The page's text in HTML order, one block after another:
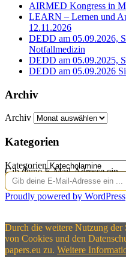
AIRMED Kongress in
LEARN – Lernen und
12.11.2026
DEDD am 05.09.2026,
Notfallmedizin
DEDD am 05.09.2025,
DEDD am 05.09.2026
Archiv
Archiv
Kategorien
Kategorien
Gib deine E-Mail-Adresse ein
Proudly powered by WordPress
Durch die weitere Nutzung der
von Cookies und den
papers.eu zu. Weitere